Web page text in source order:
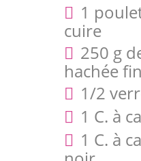
1
cuire
250 g
hachée
1/2
1 C. à
1 C. à